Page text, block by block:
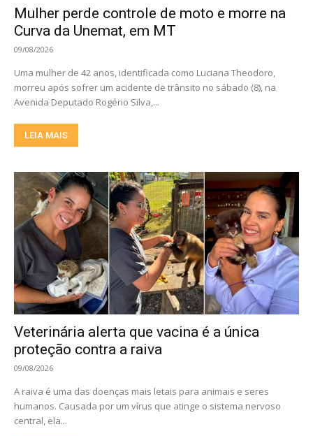
Mulher perde controle de moto e morre na
Curva da Unemat, em MT
09/08/2026
Uma mulher de 42 anos, identificada como Luciana Theodoro,
morreu após sofrer um acidente de trânsito no sábado (8), na
Avenida Deputado Rogério Silva,...
LEIA MAIS
Veterinária alerta que vacina é a única
proteção contra a raiva
09/08/2026
A raiva é uma das doenças mais letais para animais e seres
humanos. Causada por um vírus que atinge o sistema nervoso
central, ela...